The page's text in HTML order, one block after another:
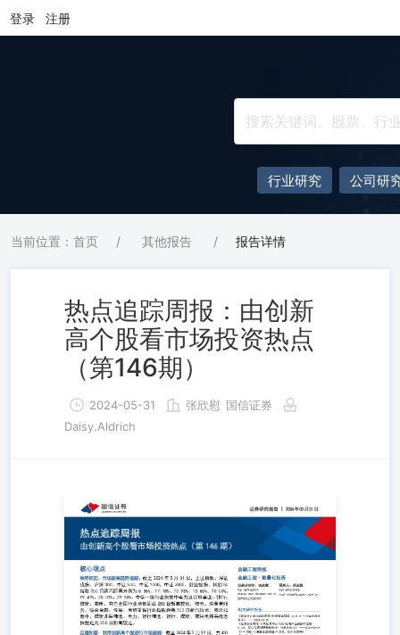
登录 注册
行业研究 公司研
当前位置：首页 / 其他报告 / 报告详情
热点追踪周报：由创新
高个股看市场投资热点
（第146期）
2024-05-31 张欣慰 国信证券
Daisy.Aldrich
证券研究报告|2024年05月31日 热点追踪周报 由创新高个股
资热点（第146期） 核心观点金融工程周报 乘势而起：市场
追踪：截至2024年5月31日，上证指数、深证成指、沪深300
500、中证1000、中证2000、创业板指、科创50指数250日新
别为6.36%、17.18%、10.96%、13.65%、20.00%、19.47%、
29.58%。中信一级行业指数中电力及公用事业、银行、煤炭
有色金属行业指数距离250日新高较近，综合、消费者服 务